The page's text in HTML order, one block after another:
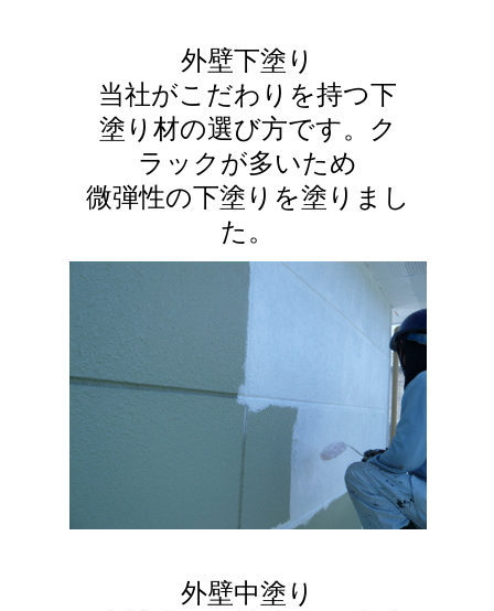
外壁下塗り
当社がこだわりを持つ下
塗り材の選び方です。ク
ラックが多いため
微弾性の下塗りを塗りまし
た。
外壁中塗り